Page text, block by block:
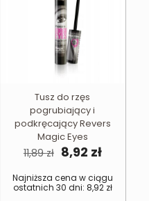
Tusz do rzęs
pogrubiający i
podkręcający Revers
Magic Eyes
11,89zł Pierwotna
wynosiła:
11,89 zł.
8,92 zł
wynosi:
8,92 zł.
Najniższa cena w ciągu
ostatnich 30 dni: 8,92 zł